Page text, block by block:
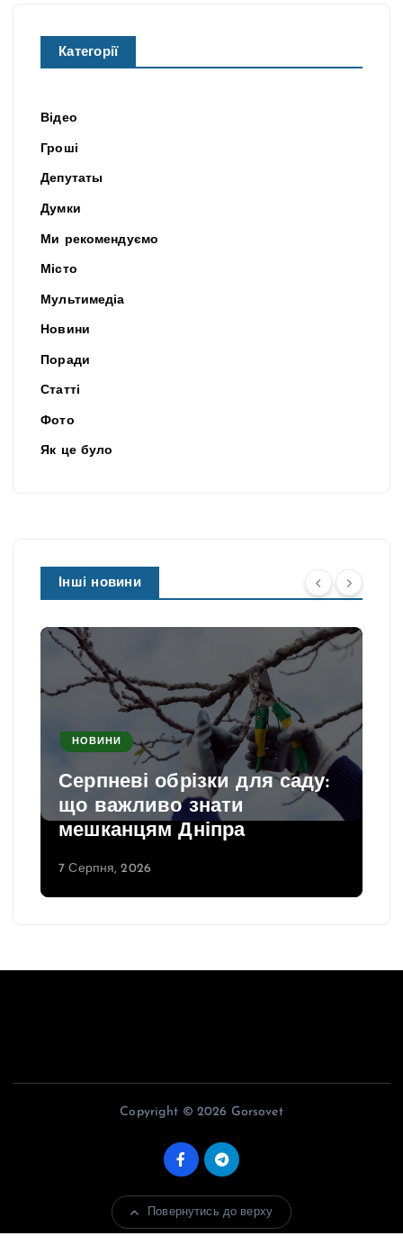
Категорії
Відео
Гроші
Депутаты
Думки
Ми рекомендуємо
Місто
Мультимедіа
Новини
Поради
Статті
Фото
Як це було
Інші новини
НОВИНИ
Серпневі обрізки для саду:
що важливо знати
мешканцям Дніпра
7 Серпня, 2026
Copyright © 2026 Gorsovet
Повернутись до верху